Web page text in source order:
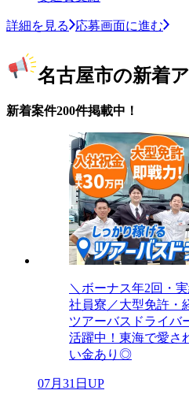
詳細を見る 応募画面に進む
名古屋市の新着
新着案件200件掲載中！
＼ボーナス年2回・
社員寮／大型免許・
ツアーバスドライバ
活躍中！東海で愛さ
い金あり◎
07月31日UP